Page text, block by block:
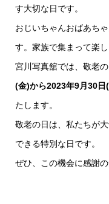
す大切な日です。
おじいちゃんおばあち
す。家族で集まって楽
宮川写真舘では、敬老
(金)から2023年9月30日
たします。
敬老の日は、私たちが
できる特別な日です。
ぜひ、この機会に感謝